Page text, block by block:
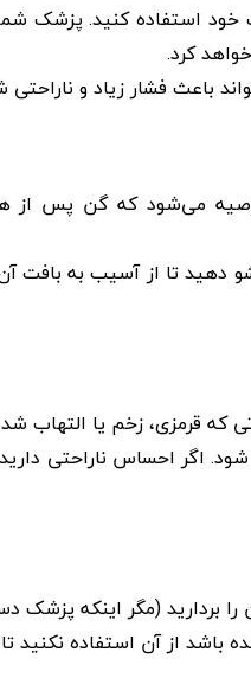
استفاده کنید. پزشک شما
کرد.
باعث فشار زیاد و ناراحتی
می‌شود که گن پس از
تا از آسیب به بافت
که قرمزی، زخم یا التهاب
شود. اگر احساس ناراحتی
بردارید (مگر اینکه پزشک
باشد از آن استفاده نکنید